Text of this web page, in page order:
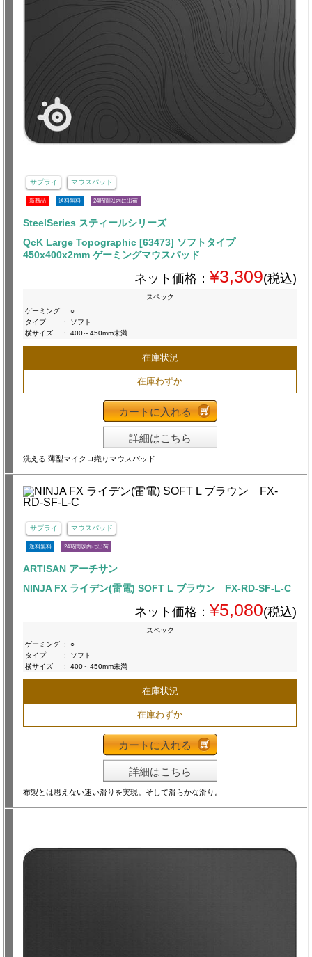
サプライ マウスパッド
新商品 送料無料 24時間以内に出荷
SteelSeries スティールシリーズ
QcK Large Topographic [63473] ソフトタイプ
450x400x2mm ゲーミングマウスパッド
ネット価格： ¥3,309(税込)
スペック
ゲーミング :
○
タイプ
:
ソフト
横サイズ
: 400～450mm未満
在庫状況
在庫わずか
カートに入れる
詳細はこちら
洗える 薄型マイクロ織りマウスパッド
サプライ マウスパッド
送料無料 24時間以内に出荷
ARTISAN アーチサン
NINJA FX ライデン(雷電) SOFT L ブラウン FX-RD-SF-L-C
ネット価格： ¥5,080(税込)
スペック
ゲーミング :
○
タイプ
:
ソフト
横サイズ
: 400～450mm未満
在庫状況
在庫わずか
カートに入れる
詳細はこちら
布製とは思えない速い滑りを実現。そして滑らかな滑り。